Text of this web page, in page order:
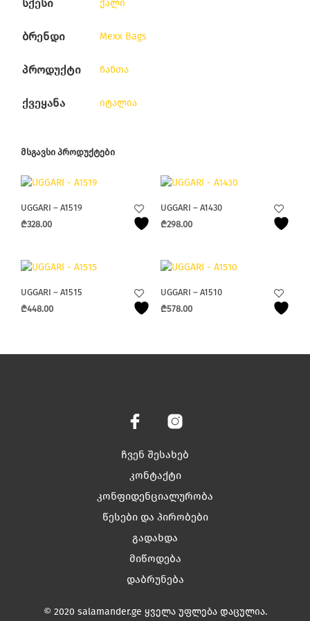
სქესი ქალი
ბრენდი Mexx Bags
პროდუქტი ჩანთა
ქვეყანა იტალია
ᲛᲡᲒᲐᲕᲡᲘ ᲞᲠᲝᲓᲣᲥᲢᲔᲑᲘ
UGGARI – A1519
₾328.00
UGGARI – A1430
₾298.00
UGGARI – A1515
₾448.00
UGGARI – A1510
₾578.00
ჩვენ შესახებ
კონტაქტი
კონფიდენციალურობა
წესები და პირობები
გადახდა
მიწოდება
დაბრუნება
© 2020 salamander.ge ყველა უფლება დაცულია.